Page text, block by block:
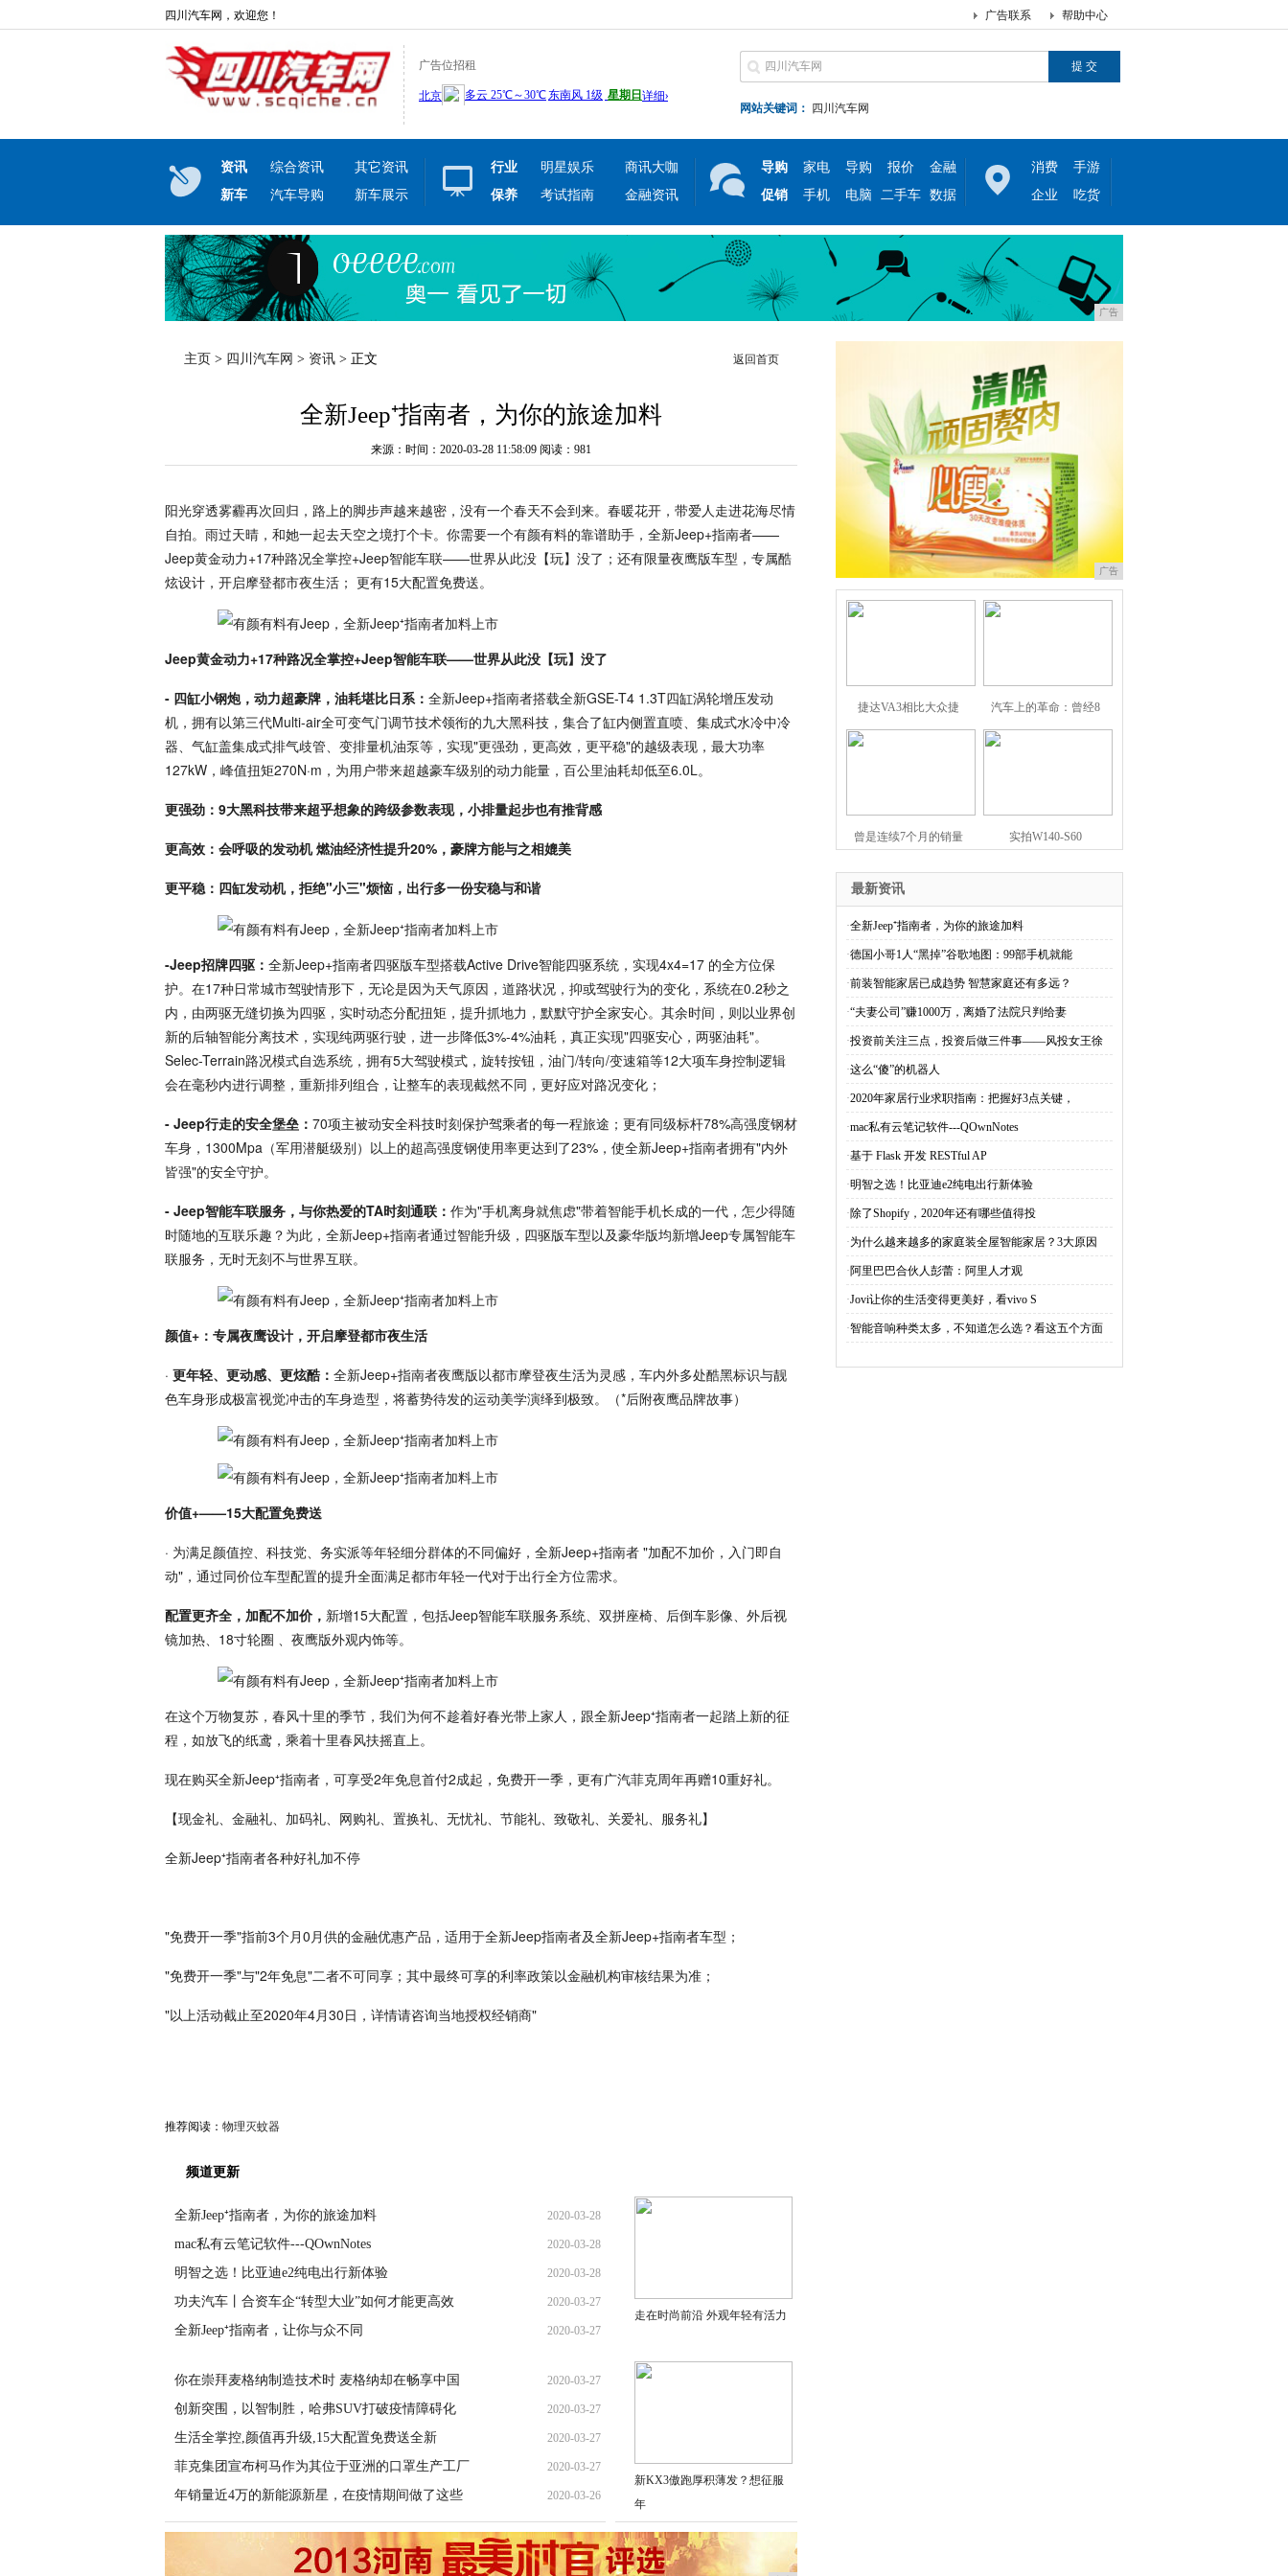
四川汽车网，欢迎您！ 帮助中心
广告联系
广告位招租
网站关键词： 四川汽车网
资讯 综合资讯
其它资讯
新车
汽车导购 新车展示
行业 明星娱乐
商讯大咖
保养
考试指南 金融资讯
导购 家电 导购 报价
金融
促销
手机 电脑 二手车 数据
消费
手游
企业
吃货
广告
主页 > 四川汽车网 > 资讯 > 正文 返回首页
全新Jeep⁺指南者，为你的旅途加料
来源：时间：2020-03-28 11:58:09 阅读：981
阳光穿透雾霾再次回归，路上的脚步声越来越密，没有一个春天不会到来。春暖花开，带爱人走进花海尽情
自拍。雨过天晴，和她一起去天空之境打个卡。你需要一个有颜有料的靠谱助手，全新Jeep+指南者——
Jeep黄金动力+17种路况全掌控+Jeep智能车联——世界从此没【玩】没了；还有限量夜鹰版车型，专属酷
炫设计，开启摩登都市夜生活； 更有15大配置免费送。
Jeep黄金动力+17种路况全掌控+Jeep智能车联——世界从此没【玩】没了
- 四缸小钢炮，动力超豪牌，油耗堪比日系： 全新Jeep+指南者搭载全新GSE-T4 1.3T四缸涡轮增压发动
机，拥有以第三代Multi-air全可变气门调节技术领衔的九大黑科技，集合了缸内侧置直喷、集成式水冷中冷
器、气缸盖集成式排气歧管、变排量机油泵等，实现"更强劲，更高效，更平稳"的越级表现，最大功率
127kW，峰值扭矩270N·m，为用户带来超越豪车级别的动力能量，百公里油耗却低至6.0L。
更强劲：9大黑科技带来超乎想象的跨级参数表现，小排量起步也有推背感
更高效：会呼吸的发动机 燃油经济性提升20%，豪牌方能与之相媲美
更平稳：四缸发动机，拒绝"小三"烦恼，出行多一份安稳与和谐
-Jeep招牌四驱： 全新Jeep+指南者四驱版车型搭载Active Drive智能四驱系统，实现4x4=17 的全方位保
护。在17种日常城市驾驶情形下，无论是因为天气原因，道路状况，抑或驾驶行为的变化，系统在0.2秒之
内，由两驱无缝切换为四驱，实时动态分配扭矩，提升抓地力，默默守护全家安心。其余时间，则以业界创
新的后轴智能分离技术，实现纯两驱行驶，进一步降低3%-4%油耗，真正实现"四驱安心，两驱油耗"。
Selec-Terrain路况模式自选系统，拥有5大驾驶模式，旋转按钮，油门/转向/变速箱等12大项车身控制逻辑
会在毫秒内进行调整，重新排列组合，让整车的表现截然不同，更好应对路况变化；
- Jeep行走的安全堡垒： 70项主被动安全科技时刻保护驾乘者的每一程旅途；更有同级标杆78%高强度钢材
车身，1300Mpa（军用潜艇级别）以上的超高强度钢使用率更达到了23%，使全新Jeep+指南者拥有"内外
皆强"的安全守护。
- Jeep智能车联服务，与你热爱的TA时刻通联： 作为"手机离身就焦虑"带着智能手机长成的一代，怎少得随
时随地的互联乐趣？为此，全新Jeep+指南者通过智能升级，四驱版车型以及豪华版均新增Jeep专属智能车
联服务，无时无刻不与世界互联。
颜值+：专属夜鹰设计，开启摩登都市夜生活
· 更年轻、更动感、更炫酷： 全新Jeep+指南者夜鹰版以都市摩登夜生活为灵感，车内外多处酷黑标识与靓
色车身形成极富视觉冲击的车身造型，将蓄势待发的运动美学演绎到极致。（*后附夜鹰品牌故事）
价值+——15大配置免费送
· 为满足颜值控、科技党、务实派等年轻细分群体的不同偏好，全新Jeep+指南者 "加配不加价，入门即自
动"，通过同价位车型配置的提升全面满足都市年轻一代对于出行全方位需求。
配置更齐全，加配不加价， 新增15大配置，包括Jeep智能车联服务系统、双拼座椅、后倒车影像、外后视
镜加热、18寸轮圈 、夜鹰版外观内饰等。
在这个万物复苏，春风十里的季节，我们为何不趁着好春光带上家人，跟全新Jeep⁺指南者一起踏上新的征
程，如放飞的纸鸢，乘着十里春风扶摇直上。
现在购买全新Jeep⁺指南者，可享受2年免息首付2成起，免费开一季，更有广汽菲克周年再赠10重好礼。
【现金礼、金融礼、加码礼、网购礼、置换礼、无忧礼、节能礼、致敬礼、关爱礼、服务礼】
全新Jeep⁺指南者各种好礼加不停
"免费开一季"指前3个月0月供的金融优惠产品，适用于全新Jeep指南者及全新Jeep+指南者车型；
"免费开一季"与"2年免息"二者不可同享；其中最终可享的利率政策以金融机构审核结果为准；
"以上活动截止至2020年4月30日，详情请咨询当地授权经销商"
推荐阅读： 物理灭蚊器
频道更新
全新Jeep⁺指南者，为你的旅途加料 2020-03-28
mac私有云笔记软件---QOwnNotes 2020-03-28
明智之选！比亚迪e2纯电出行新体验 2020-03-28
功夫汽车丨合资车企“转型大业”如何才能更高效 2020-03-27
全新Jeep⁺指南者，让你与众不同 2020-03-27
你在崇拜麦格纳制造技术时 麦格纳却在畅享中国 2020-03-27
创新突围，以智制胜，哈弗SUV打破疫情障碍化 2020-03-27
生活全掌控,颜值再升级,15大配置免费送全新 2020-03-27
菲克集团宣布柯马作为其位于亚洲的口罩生产工厂 2020-03-27
年销量近4万的新能源新星，在疫情期间做了这些 2020-03-26
走在时尚前沿 外观年轻有活力
新KX3傲跑厚积薄发？想征服
年
广告
捷达VA3相比大众捷 汽车上的革命：曾经8
曾是连续7个月的销量 实拍W140-S60
最新资讯
·全新Jeep⁺指南者，为你的旅途加料
·德国小哥1人“黑掉”谷歌地图：99部手机就能
·前装智能家居已成趋势 智慧家庭还有多远？
·“夫妻公司”赚1000万，离婚了法院只判给妻
·投资前关注三点，投资后做三件事——风投女王徐
·这么“傻”的机器人
·2020年家居行业求职指南：把握好3点关键，
·mac私有云笔记软件---QOwnNotes
·基于 Flask 开发 RESTful AP
·明智之选！比亚迪e2纯电出行新体验
·除了Shopify，2020年还有哪些值得投
·为什么越来越多的家庭装全屋智能家居？3大原因
·阿里巴巴合伙人彭蕾：阿里人才观
·Jovi让你的生活变得更美好，看vivo S
·智能音响种类太多，不知道怎么选？看这五个方面